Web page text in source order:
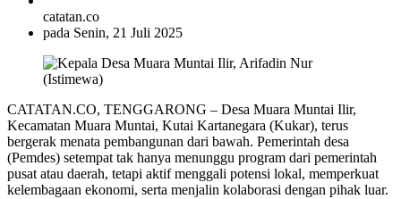
catatan.co
pada Senin, 21 Juli 2025
CATATAN.CO, TENGGARONG – Desa Muara Muntai Ilir,
Kecamatan Muara Muntai, Kutai Kartanegara (Kukar), terus
bergerak menata pembangunan dari bawah. Pemerintah desa
(Pemdes) setempat tak hanya menunggu program dari pemerintah
pusat atau daerah, tetapi aktif menggali potensi lokal, memperkuat
kelembagaan ekonomi, serta menjalin kolaborasi dengan pihak luar.